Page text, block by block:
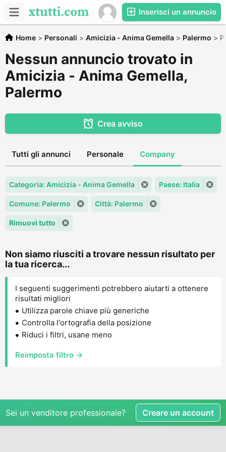
Inserisci un annuncio
Home > Personali > Amicizia - Anima Gemella > Palermo >
Nessun annuncio trovato in
Amicizia - Anima Gemella,
Palermo
Crea avviso
Tutti gli annunci Personale Company
Categoria: Amicizia - Anima Gemella Paese: Italia
Comune: Palermo Città: Palermo
Rimuovi tutto
Non siamo riusciti a trovare nessun risultato per
la tua ricerca...
I seguenti suggerimenti potrebbero aiutarti a ottenere
risultati migliori
Utilizza parole chiave più generiche
Controlla l'ortografia della posizione
Riduci i filtri, usane meno
Reimposta filtro →
Sei un venditore professionale? Creare un account